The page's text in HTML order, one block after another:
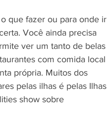
que fazer ou para onde ir
Você ainda precisa
ver um tanto de belas
com comida local
própria. Muitos dos
pelas ilhas é pelas Ilhas
show sobre